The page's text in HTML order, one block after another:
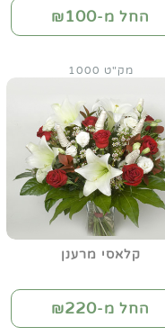
החל מ-₪100
קלאסי מרענן
מק"ט 1000
החל מ-₪220